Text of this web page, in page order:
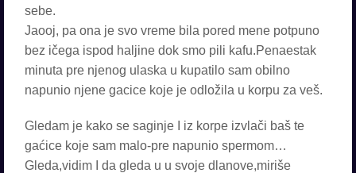
sebe.
Jaooj, pa ona je svo vreme bila pored mene potpuno
bez ičega ispod haljine dok smo pili kafu.Penaestak
minuta pre njenog ulaska u kupatilo sam obilno
napunio njene gacice koje je odložila u korpu za veš.
Gledam je kako se saginje I iz korpe izvlači baš te
gaćice koje sam malo-pre napunio spermom…
Gleda,vidim I da gleda u u svoje dlanove,miriše